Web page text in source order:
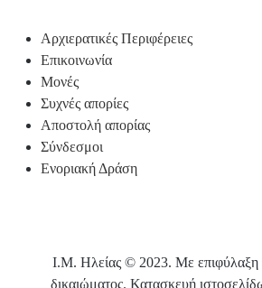
Αρχιερατικές Περιφέρειες
Επικοινωνία
Μονές
Συχνές απορίες
Αποστολή απορίας
Σύνδεσμοι
Ενοριακή Δράση
Ι.Μ. Ηλείας © 2023. Με επιφύλαξη
δικαιώματος. Κατασκευή